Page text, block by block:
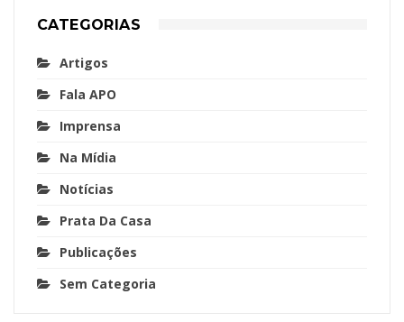
CATEGORIAS
Artigos
Fala APO
Imprensa
Na Mídia
Notícias
Prata Da Casa
Publicações
Sem Categoria